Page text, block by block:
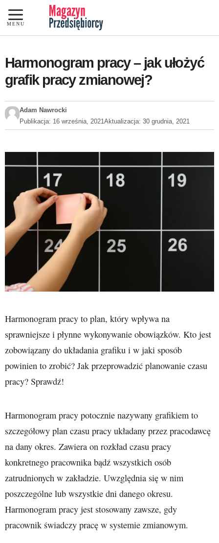
Przejdź
do
treści
MENU
Harmonogram pracy – jak ułożyć
grafik pracy zmianowej?
Adam Nawrocki
Publikacja: 16 września, 2021Aktualizacja: 30 grudnia, 2021
Harmonogram pracy to plan, który wpływa na
sprawniejsze i płynne wykonywanie obowiązków. Kto jest
zobowiązany do układania grafiku i w jaki sposób
powinien to zrobić? Jak przeprowadzić planowanie czasu
pracy? Sprawdź!
Harmonogram pracy potocznie nazywany grafikiem to
szczegółowy plan czasu pracy układany przez pracodawcę
na dany okres. Zawiera on rozkład czasu pracy
konkretnego pracownika bądź wszystkich osób
zatrudnionych w zakładzie. Uwzględnia się w nim
poszczególne lub wszystkie dni danego okresu.
Harmonogram pracy jest stosowany zawsze, gdy
pracownik świadczy pracę w systemie zmianowym.